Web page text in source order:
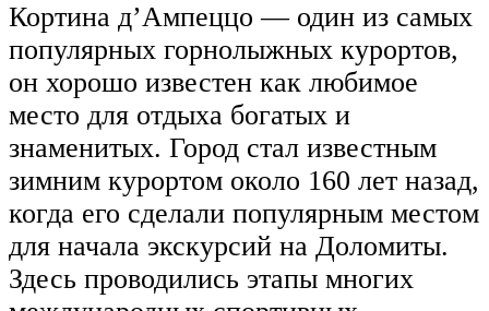
Кортина д’Ампеццо — один из самых
популярных горнолыжных курортов,
он хорошо известен как любимое
место для отдыха богатых и
знаменитых. Город стал известным
зимним курортом около 160 лет назад,
когда его сделали популярным местом
для начала экскурсий на Доломиты.
Здесь проводились этапы многих